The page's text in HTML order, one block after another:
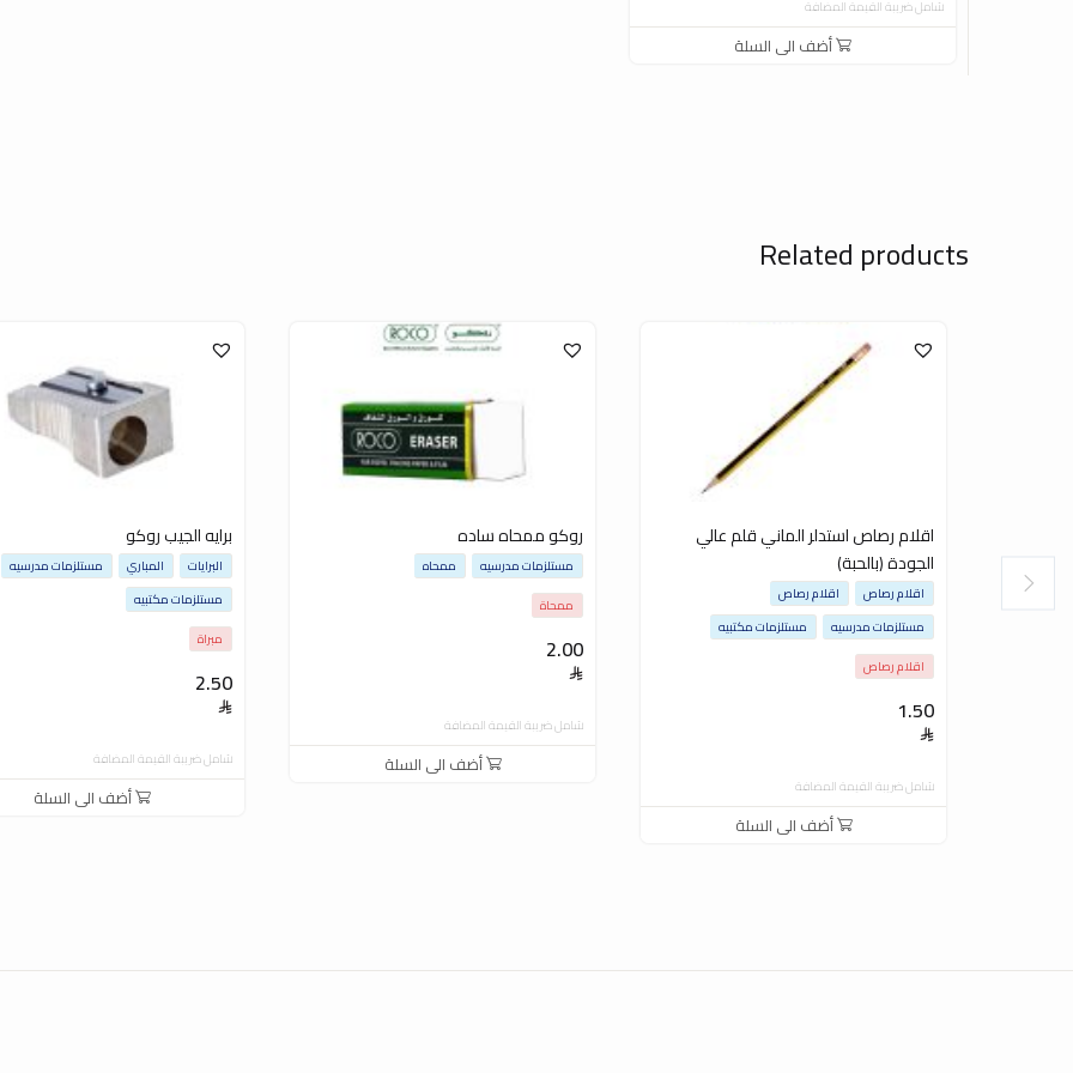
شامل ضريبة القيمة المضافة
أضف الى السلة
Related products
اقلام رصاص استدلر الماني قلم عالي
الجودة (بالحبة)
1.50
اقلام رصاص
اقلام رصاص
مستلزمات مدرسيه
مستلزمات مكتبيه
اقلام رصاص
شامل ضريبة القيمة المضافة
أضف الى السلة
روكو ممحاه ساده
2.00
مستلزمات مدرسيه
ممحاه
ممحاة
شامل ضريبة القيمة المضافة
أضف الى السلة
برايه الجيب روكو
2.50
البرايات المباري
مستلزمات مدرسيه
مستلزمات مكتبيه
مبراة
شامل ضريبة القيمة المضافة
أضف الى السلة